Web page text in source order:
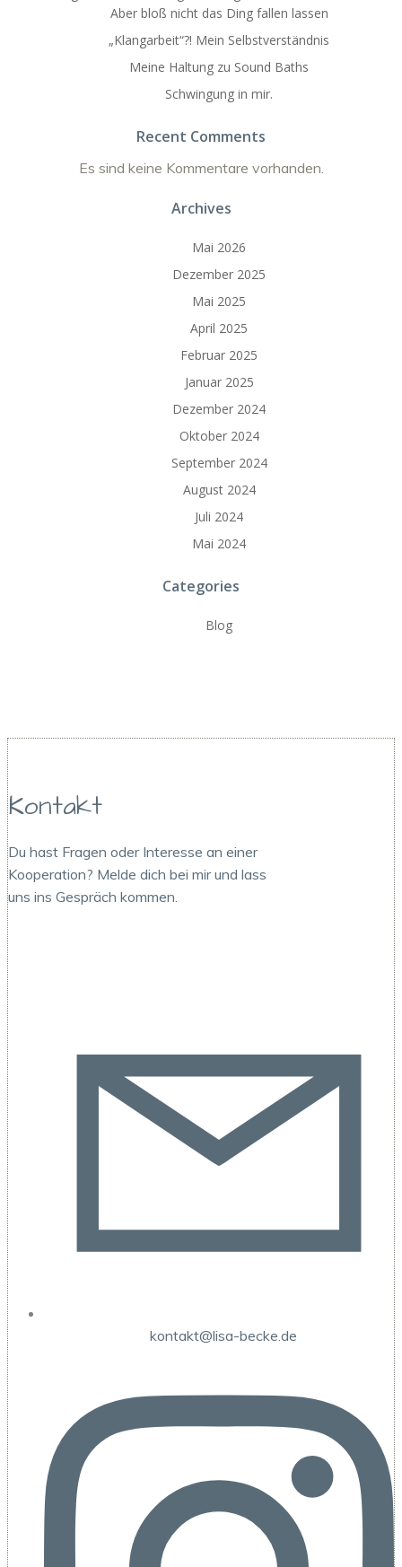
Aber bloß nicht das Ding fallen lassen
„Klangarbeit“?! Mein Selbstverständnis
Meine Haltung zu Sound Baths
Schwingung in mir.
Recent Comments
Es sind keine Kommentare vorhanden.
Archives
Mai 2026
Dezember 2025
Mai 2025
April 2025
Februar 2025
Januar 2025
Dezember 2024
Oktober 2024
September 2024
August 2024
Juli 2024
Mai 2024
Categories
Blog
Kontakt
Du hast Fragen oder Interesse an einer
Kooperation? Melde dich bei mir und lass
uns ins Gespräch kommen.
kontakt@lisa-becke.de